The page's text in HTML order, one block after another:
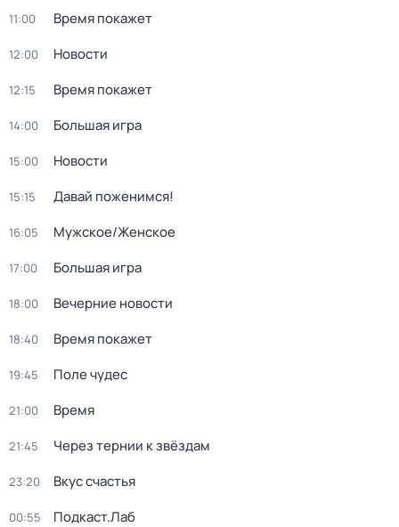
11:00 Время покажет
12:00 Новости
12:15 Время покажет
14:00 Большая игра
15:00 Новости
15:15 Давай поженимся!
16:05 Мужское/Женское
17:00 Большая игра
18:00 Вечерние новости
18:40 Время покажет
19:45 Поле чудес
21:00 Время
21:45 Через тернии к звёздам
23:20 Вкус счастья
00:55 Подкаст.Лаб